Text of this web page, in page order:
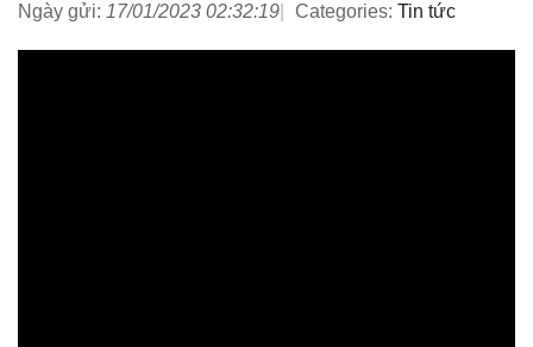
Ngày gửi: 17/01/2023 02:32:19 Categories: Tin tức